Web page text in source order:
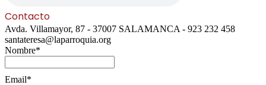
Contacto
Avda. Villamayor, 87 - 37007 SALAMANCA - 923 232 458
santateresa@laparroquia.org
Nombre*
Email*